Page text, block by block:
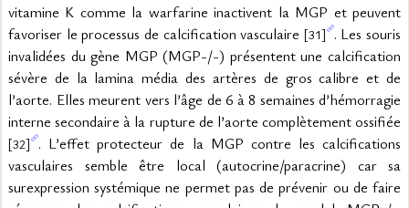
vitamine K comme la warfarine inactivent la MGP et peuvent
favoriser le processus de calcification vasculaire [31] . Les souris
invalidées du gène MGP (MGP-/-) présentent une calcification
sévère de la lamina média des artères de gros calibre et de
l’aorte. Elles meurent vers l’âge de 6 à 8 semaines d’hémorragie
[32] . L’effet protecteur de la MGP contre les calcifications
vasculaires semble être local (autocrine/paracrine) car sa
surexpression systémique ne permet pas de prévenir ou de faire